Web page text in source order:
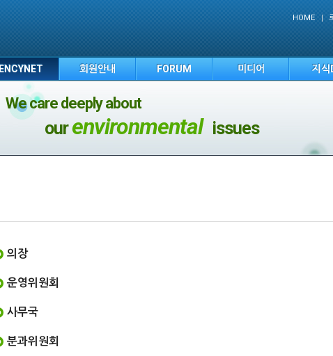
HOME
ENCYNET 회원안내 FORUM 미디어 지식
We care deeply about
ourenvironmental issues
의장
운영위원회
사무국
분과위원회